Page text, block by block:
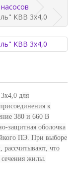
КВВ 3х4,0
для
к
380 и 660 В
защитная оболочка
ПЭ. При выборе
рассчитывают, что
сечения жилы.